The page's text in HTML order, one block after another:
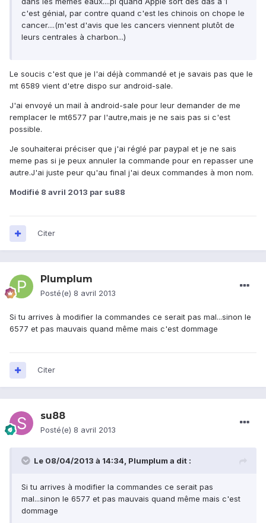
c'est génial, par contre quand c'est les chinois on chope le
cancer....(m'est d'avis que les cancers viennent plutôt de
leurs centrales à charbon...)
Le soucis c'est que je l'ai déjà commandé et je savais pas que le
mt 6589 vient d'etre dispo sur android-sale.
J'ai envoyé un mail à android-sale pour leur demander de me
remplacer le mt6577 par l'autre,mais je ne sais pas si c'est
possible.
Je souhaiterai préciser que j'ai réglé par paypal et je ne sais
meme pas si je peux annuler la commande pour en repasser une
autre.J'ai juste peur qu'au final j'ai deux commandes à mon nom.
Modifié 8 avril 2013 par su88
Citer
Plumplum
Posté(e) 8 avril 2013
Si tu arrives à modifier la commandes ce serait pas mal...sinon le
6577 et pas mauvais quand même mais c'est dommage
Citer
su88
Posté(e) 8 avril 2013
Le 08/04/2013 à 14:34, Plumplum a dit :
Si tu arrives à modifier la commandes ce serait pas
mal...sinon le 6577 et pas mauvais quand même mais c'est
dommage